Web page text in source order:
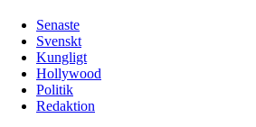
Senaste
Svenskt
Kungligt
Hollywood
Politik
Redaktion